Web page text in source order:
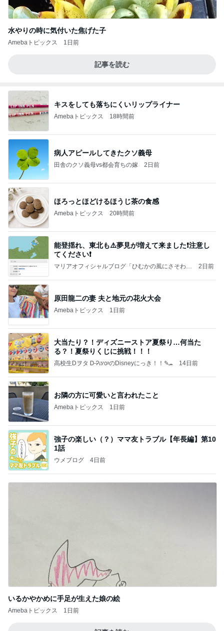
水やりの時に気付いた焦げた子
Amebaトピックス 1日前
記事を読む
キスをしても落ちにくいリップライナー
Amebaトピックス 18時間前
病人アピールしてきたクソ義母
田舎のクソ義母vs都会育ちの嫁 2日前
ほろっとほどけるほうじ茶の食感
Amebaトピックス 20時間前
能登揺れ、東北も⚠️夢見が増えて来ました❗️注意し
てください❗️
マリアオフィシャルブログ「ひむかの風にさそわれ
2日前
原田龍二の妻 夫と地元の花火大会
Amebaトピックス 1日前
大当たり？！ディズニーストア夏祭り…何当た
る？！夏祭りくじに挑戦！！！
高校生Dヲタ Ꭰ-ᎮꭵꭹꭴのDisneyにっき！！✎ܚ 14日前
お隣の方に可愛いと言われたこと
Amebaトピックス 1日前
強子の楽しい（？）ママ友トラブル【年長編】第10
1話
ウメブログ 4日前
いるかやかめに手足が生えた娘の絵
Amebaトピックス 1日前